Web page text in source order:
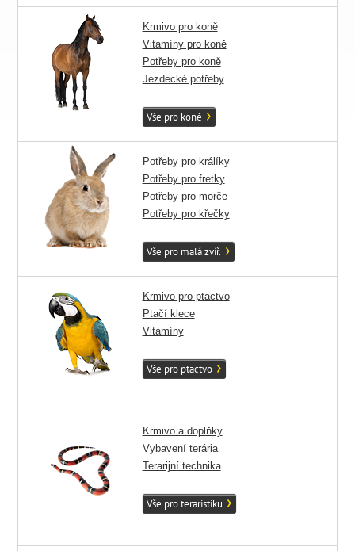
Krmivo pro koně
Vitamíny pro koně
Potřeby pro koně
Jezdecké potřeby
Vše pro koně
Potřeby pro králíky
Potřeby pro fretky
Potřeby pro morče
Potřeby pro křečky
Vše pro malá zvíř.
Krmivo pro ptactvo
Ptačí klece
Vitamíny
Vše pro ptactvo
Krmivo a doplňky
Vybavení terária
Terarijní technika
Vše pro teraristiku